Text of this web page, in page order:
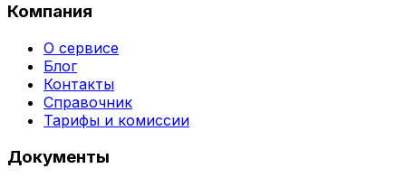
Компания
О сервисе
Блог
Контакты
Справочник
Тарифы и комиссии
Документы